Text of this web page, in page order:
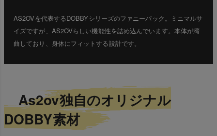
AS2OVを代表するDOBBYシリーズのファニーパック。ミニマルサ
イズですが、AS2OVらしい機能性を詰め込んでいます。本体が湾
曲しており、身体にフィットする設計です。
As2ov独自のオリジナル
DOBBY素材